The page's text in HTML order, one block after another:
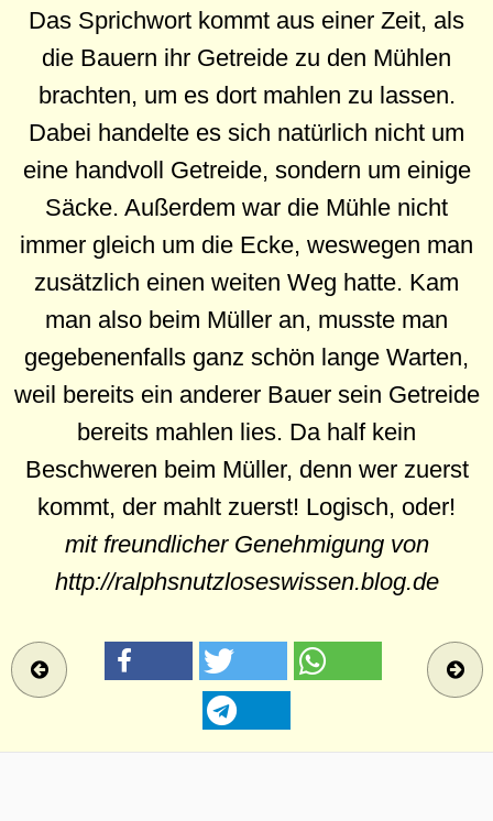
Das Sprichwort kommt aus einer Zeit, als
die Bauern ihr Getreide zu den Mühlen
brachten, um es dort mahlen zu lassen.
Dabei handelte es sich natürlich nicht um
eine handvoll Getreide, sondern um einige
Säcke. Außerdem war die Mühle nicht
immer gleich um die Ecke, weswegen man
zusätzlich einen weiten Weg hatte. Kam
man also beim Müller an, musste man
gegebenenfalls ganz schön lange Warten,
weil bereits ein anderer Bauer sein Getreide
bereits mahlen lies. Da half kein
Beschweren beim Müller, denn wer zuerst
kommt, der mahlt zuerst! Logisch, oder!
mit freundlicher Genehmigung von
http://ralphsnutzloseswissen.blog.de